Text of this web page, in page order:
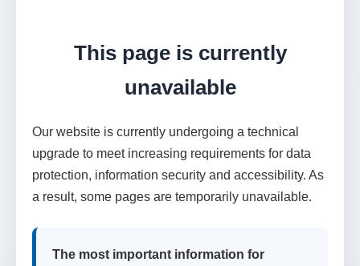
This page is currently
unavailable
Our website is currently undergoing a technical
upgrade to meet increasing requirements for data
protection, information security and accessibility. As
a result, some pages are temporarily unavailable.
The most important information for